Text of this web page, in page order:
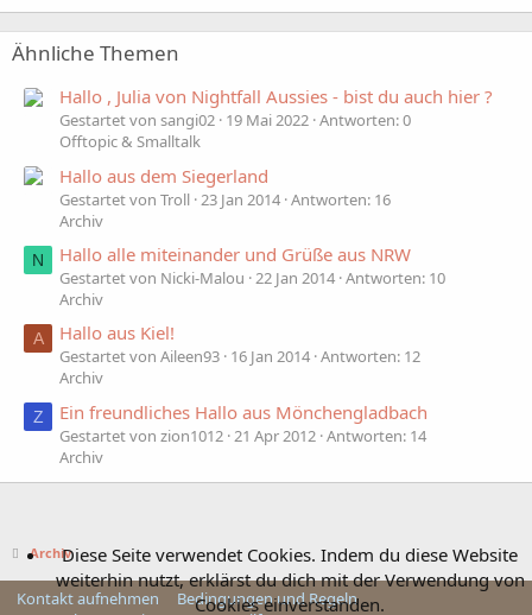
Ähnliche Themen
Hallo , Julia von Nightfall Aussies - bist du auch hier ?
Gestartet von sangi02 19 Mai 2022 Antworten: 0
Offtopic & Smalltalk
Hallo aus dem Siegerland
Gestartet von Troll 23 Jan 2014 Antworten: 16
Archiv
N Hallo alle miteinander und Grüße aus NRW
Gestartet von Nicki-Malou 22 Jan 2014 Antworten: 10
Archiv
A Hallo aus Kiel!
Gestartet von Aileen93 16 Jan 2014 Antworten: 12
Archiv
Z Ein freundliches Hallo aus Mönchengladbach
Gestartet von zion1012 21 Apr 2012 Antworten: 14
Archiv
Archiv
Kontakt aufnehmen
Bedingungen und Regeln
Diese Seite verwendet Cookies. Indem du diese Website
weiterhin nutzt, erklärst du dich mit der Verwendung von
Cookies einverstanden.